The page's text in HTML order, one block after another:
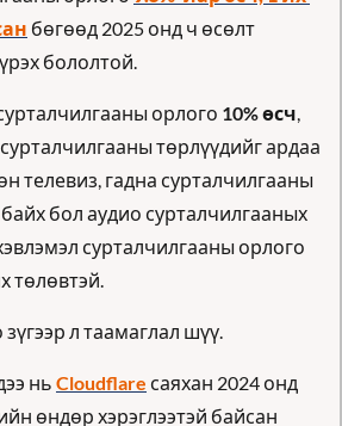
бөгөөд 2025 онд ч өсөлт
бололтой.
орлого 10% өсч
төрлүүдийг ардаа
телевиз, гадна сурталчилгааны
бол аудио сурталчилгааных
төлөвтэй.
л таамаглал шүү.
нь Cloudflare саяхан 2024 онд
өндөр хэрэглээтэй байсан